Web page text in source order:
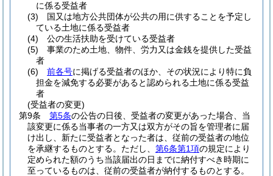
に係る受益者
(3)
国又は地方公共団体が公共の用に供することを予定し
ている土地に係る受益者
(4)
公の生活扶助を受けている受益者
(5)
事業のため土地、物件、労力又は金銭を提供した受益
者
(6)
前各号に掲げる受益者のほか、その状況により特に負
担金を減免する必要があると認められる土地に係る受益
者
(受益者の変更)
第9条
第5条の公告の日後、受益者の変更があった場合、当
該変更に係る当事者の一方又は双方がその旨を管理者に届
け出し、新たに受益者となった者は、従前の受益者の地位
を承継するものとする。 ただし、 第6条第1項の規定により
定められた額のうち当該届出の日までに納付すべき時期に
至っているものは、従前の受益者が納付するものとする。